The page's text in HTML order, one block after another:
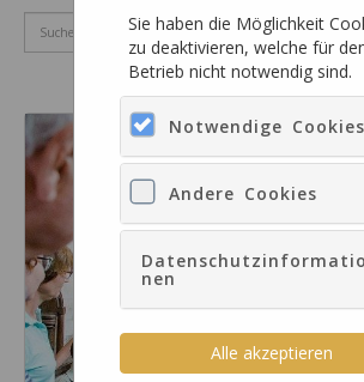
Sie haben die Möglichkeit
zu deaktivieren, welche für
Betrieb nicht notwendig sind.
Notwendige Cookies
Andere Cookies
Datenschutzinformatio
nen
Alle akzeptieren